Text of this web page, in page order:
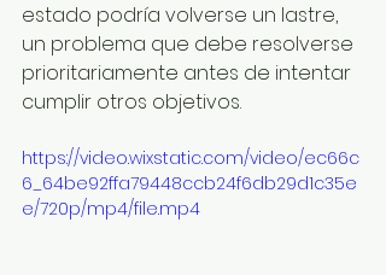
estado podría volverse un lastre,
un problema que debe resolverse
prioritariamente antes de intentar
cumplir otros objetivos.
https://video.wixstatic.com/video/ec66c
6_64be92ffa79448ccb24f6db29d1c35e
e/720p/mp4/file.mp4